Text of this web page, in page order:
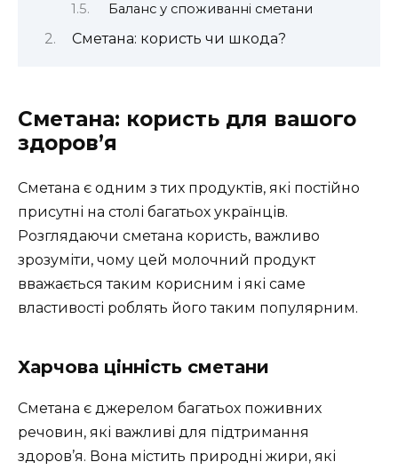
Баланс у споживанні сметани
Сметана: користь чи шкода?
Сметана: користь для вашого
здоров’я
Сметана є одним з тих продуктів, які постійно
присутні на столі багатьох українців.
Розглядаючи сметана користь, важливо
зрозуміти, чому цей молочний продукт
вважається таким корисним і які саме
властивості роблять його таким популярним.
Харчова цінність сметани
Сметана є джерелом багатьох поживних
речовин, які важливі для підтримання
здоров’я. Вона містить природні жири, які